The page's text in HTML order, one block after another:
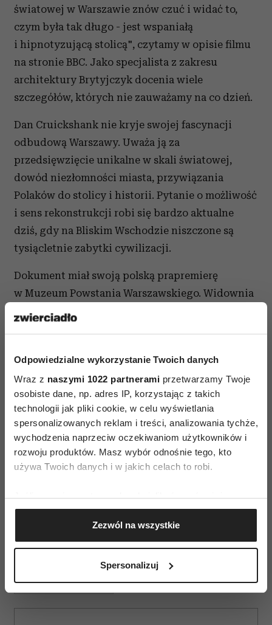
Odpowiedzialne wykorzystanie Twoich danych
Wraz z naszymi 1022 partnerami przetwarzamy Twoje
osobiste dane, np. adres IP, korzystając z takich
technologii jak pliki cookie, w celu wyświetlania
spersonalizowanych reklam i treści, analizowania tychże,
wychodzenia naprzeciw oczekiwaniom użytkowników i
rozwoju produktów. Masz wybór odnośnie tego, kto
używa Twoich danych i w jakich celach to robi.
Jeśli wyrazisz na to zgodę, chcielibyśmy również:
Gromadzić dane dotyczące Twojej lokalizacji
geograficznej z dokładnością nawet do kilku metrów
Identyfikować Twoje urządzenie, aktywnie
(fingerprinting, czyli wirtualny odcisk palca)
Zezwól na wszystkie
Spersonalizuj
światowej w Warszawie znów czuć i widać to,
czym była tak długo - jest wspaniałą
i hipnotyzującą stolicą", czytamy w opisie filmu
na stronie BBC. Jako specjalista z zakresu
architektury Brytyjczyk docenia wiele
szczegółów, których nie zauważamy na co dzień.
Dan Cruickshank nie kryje swojej fascynacji
odbudową Warszawy. Uważa ją za
przedsięwzięcie unikalne w skali światowej,
dowód niezłomności miasta, przywiązania
Polaków do stolicy i historii. Pytanie o możliwość
i sens rekonstrukcji robi się bardzo aktualne
dziś, gdy na Bliskim Wschodzie niszczone są
tysiącletnie zabytki cywilizacji.
Dokument miał swoją polską prapremierę
w Muzeum Powstania Warszawskiego. Widownia
była pełna. Do wzruszenia filmem doszła
o Warszawie może opowiadać tylko ktoś, kto
mieszkał tu w dzieciństwie”, powiedział po
projekcji jeden z widzów.
Telewizyjna premiera „Warszawy –
zmartwychwstałego miasta” odbędzie się 21
lutego o godz. 20:00 na BBC Earth.
FILMY DOKUMENTALNE